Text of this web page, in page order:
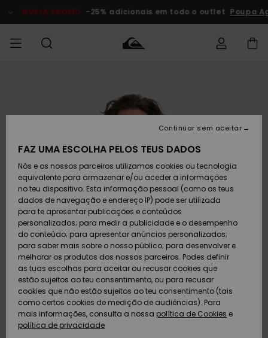
do
DUPLA PROMO -25% adicionais em todo o outlet Poupa
Calçado e
chinelos
Surfe/água
Snow
Artigos
recém-
chegados
MENINO
Calçado e
chinelos
Surfe/água
Neve
Artigos
recém-
chegados
MULHER
chegados
Highlights
Snow
SURF
Homem
Crianças
Highlights
Community
SNOW
Neve
Homem
Artigos
Criança
Snow Shop
Feminino
Highlights
Community
DUPLA
PROMO
Homem
Criança
Outlet
Mulher
AJUDA
Devoluções
Pagamento
Cartão
presente
Quiksilver
Freedom
Protecção de
dados
SUSTAINABILITY
FAZ UMA ESCOLHA PELOS TEUS DADOS
Nós e os nossos parceiros utilizamos cookies ou tecnologia
equivalente para armazenar e/ou aceder a informações
no teu dispositivo. Esta informação pessoal (como os teus
dados de navegação e endereço IP) pode ser utilizada
para te apresentar publicações e conteúdos
personalizados; para medir a publicidade e o desempenho
do conteúdo; para apresentar anúncios personalizados;
para saber mais sobre o nosso público; para desenvolver e
melhorar os produtos dos nossos parceiros. Podes definir
as tuas escolhas para aceitar ou recusar cookies que
estão sujeitos ao teu consentimento, ou para recusar
cookies que não estão sujeitos ao teu consentimento (tais
como certos cookies de medição de audiências). Para
mais informações, consulta a nossa política de Cookies e
política de privacidade
Continuar sem aceitar